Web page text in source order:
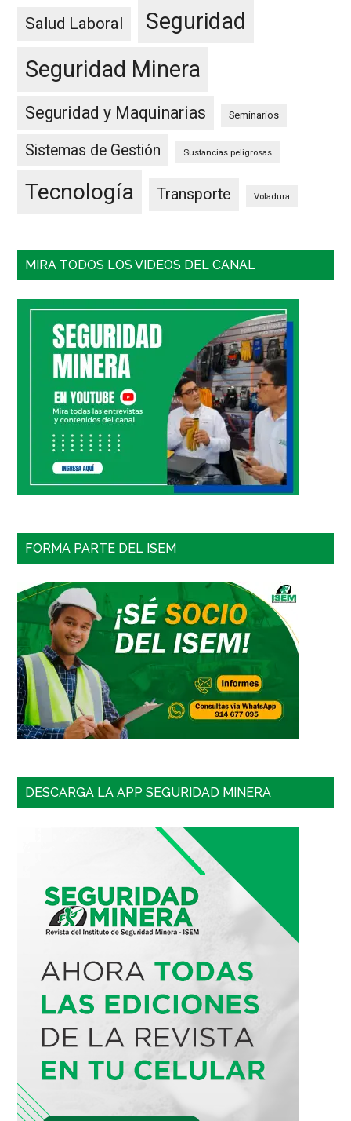
Salud Laboral
Seguridad
Seguridad Minera
Seguridad y Maquinarias Seminarios
Sistemas de Gestión Sustancias peligrosas
Tecnología Transporte Voladura
MIRA TODOS LOS VIDEOS DEL CANAL
FORMA PARTE DEL ISEM
DESCARGA LA APP SEGURIDAD MINERA